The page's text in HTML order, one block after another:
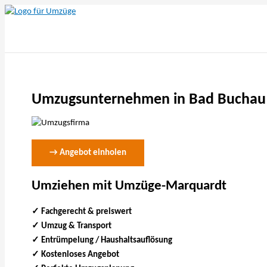
Zum
Umzugsunternehmen in Bad
→ Angebot einholen
Umziehen mit Umzüge-Marquardt
✓ Fachgerecht & preiswert
✓ Umzug & Transport
✓ Entrümpelung / Haushaltsauflösung
✓ Kostenloses Angebot